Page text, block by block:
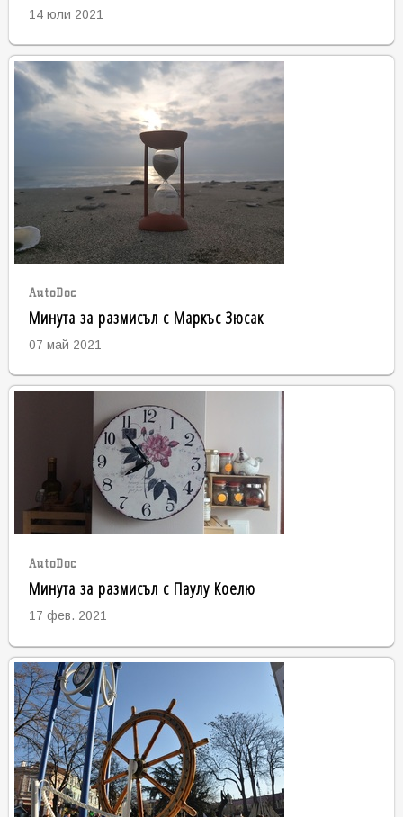
14 юли 2021
AutoDoc
Минута за размисъл с Маркъс Зюсак
07 май 2021
AutoDoc
Минута за размисъл с Паулу Коелю
17 фев. 2021